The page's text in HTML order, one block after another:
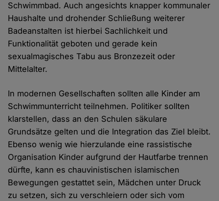
Schwimmbad. Auch angesichts knapper kommunaler
Haushalte und drohender Schließung weiterer
Badeanstalten ist hierbei Sachlichkeit und
Funktionalität geboten und gerade kein
sexualmagisches Tabu aus Bronzezeit oder
Mittelalter.
In modernen Gesellschaften sollten alle Kinder am
Schwimmunterricht teilnehmen. Politiker sollten
klarstellen, dass an den Schulen säkulare
Grundsätze gelten und die Integration das Ziel bleibt.
Ebenso wenig wie hierzulande eine rassistische
Organisation Kinder aufgrund der Hautfarbe trennen
dürfte, kann es chauvinistischen islamischen
Bewegungen gestattet sein, Mädchen unter Druck
zu setzen, sich zu verschleiern oder sich vom